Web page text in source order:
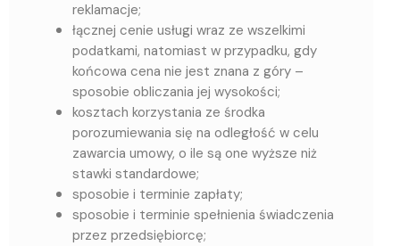
reklamacje;
łącznej cenie usługi wraz ze wszelkimi
podatkami, natomiast w przypadku, gdy
końcowa cena nie jest znana z góry –
sposobie obliczania jej wysokości;
kosztach korzystania ze środka
porozumiewania się na odległość w celu
zawarcia umowy, o ile są one wyższe niż
stawki standardowe;
sposobie i terminie zapłaty;
sposobie i terminie spełnienia świadczenia
przez przedsiębiorcę;